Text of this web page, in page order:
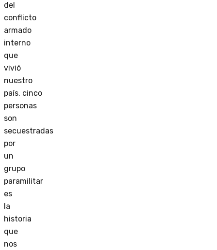
del
conflicto
armado
interno
que
vivió
nuestro
país, cinco
personas
son
secuestradas
por
un
grupo
paramilitar
es
la
historia
que
nos